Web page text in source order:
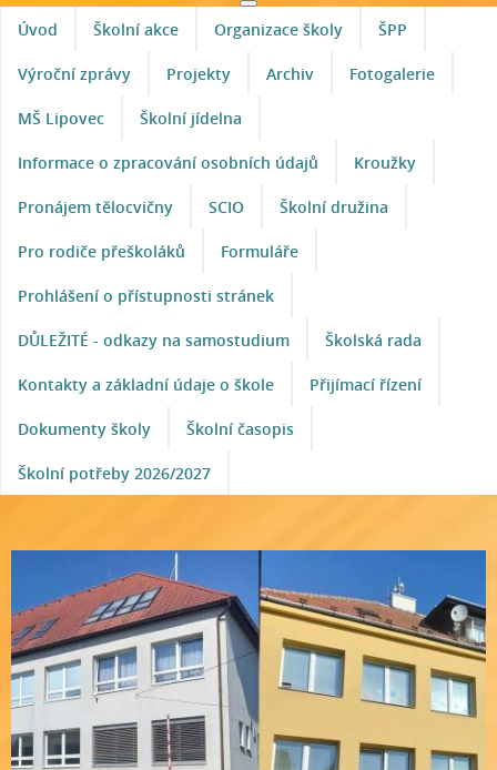
Úvod Školní akce Organizace školy ŠPP
Výroční zprávy Projekty Archiv Fotogalerie
MŠ Lipovec Školní jídelna
Informace o zpracování osobních údajů Kroužky
Pronájem tělocvičny SCIO Školní družina
Pro rodiče přeškoláků Formuláře
Prohlášení o přístupnosti stránek
DŮLEŽITÉ - odkazy na samostudium Školská rada
Kontakty a základní údaje o škole Přijímací řízení
Dokumenty školy Školní časopis
Školní potřeby 2026/2027